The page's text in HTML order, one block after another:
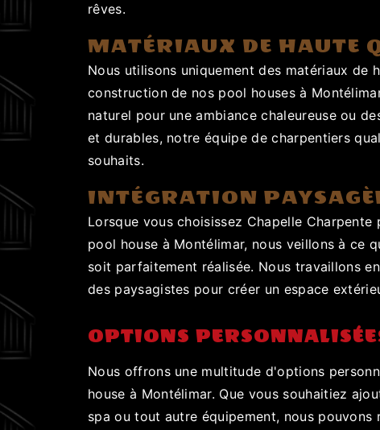
rêves.
MATÉRIAUX DE HAUTE
Nous utilisons uniquement des matériaux de
construction de nos pool houses à
naturel pour une ambiance chaleureuse ou
et durables, notre équipe de charpentiers
souhaits.
INTÉGRATION
Lorsque vous choisissez Chapelle
pool house à Montélimar, nous veillons à ce
soit parfaitement réalisée. Nous travaillons
des paysagistes pour créer un espace
OPTIONS
Nous offrons une multitude d'options
house à Montélimar. Que vous souhaitiez
spa ou tout autre équipement, nous pouvons